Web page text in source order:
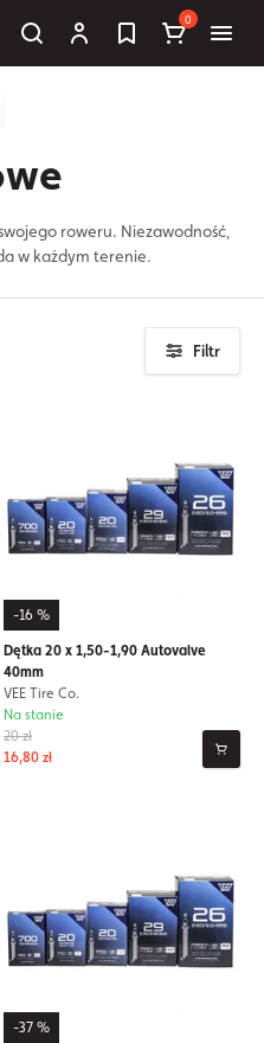
0
roweru. Niezawodność,
w każdym terenie.
Filtr
-16 %
Dętka 20 x 1,50-1,90 Autovalve
40mm
VEE Tire Co.
20 zł
16,80 zł
Na stanie
-37 %